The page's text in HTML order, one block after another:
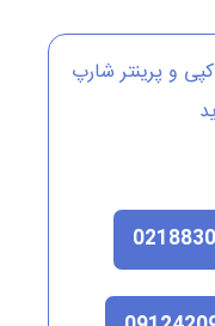
و پرینتر شارپ